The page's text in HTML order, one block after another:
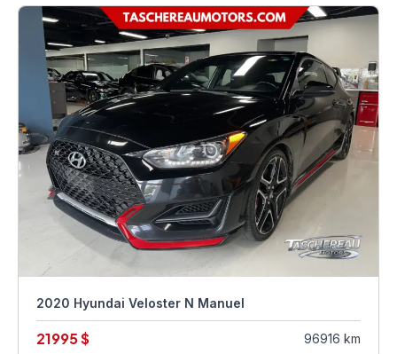
2020 Hyundai Veloster N Manuel
21995 $ 96916 km